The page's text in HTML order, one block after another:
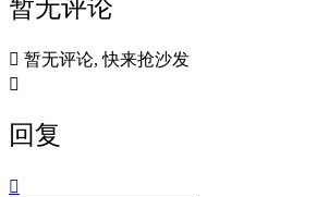
暂无评论
 暂无评论, 快来抢沙发

回复
